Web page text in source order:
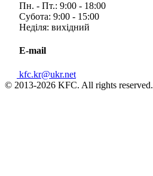
Пн. - Пт.: 9:00 - 18:00
Субота: 9:00 - 15:00
Неділя: вихідний
E-mail
kfc.kr@ukr.net
© 2013-2026 KFC. All rights reserved.